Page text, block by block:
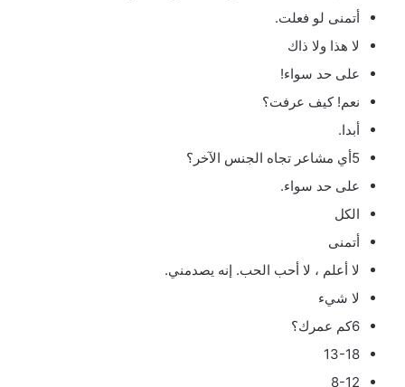
أتمنى لو فعلت.
لا هذا ولا ذاك
على حد سواء!
نعم! كيف عرفت؟
أبدا.
5أي مشاعر تجاه الجنس الآخر؟
على حد سواء.
الكل
أتمنى
لا أعلم ، لا أحب الحب. إنه يصدمني.
لا شيء
6كم عمرك؟
13-18
8-12